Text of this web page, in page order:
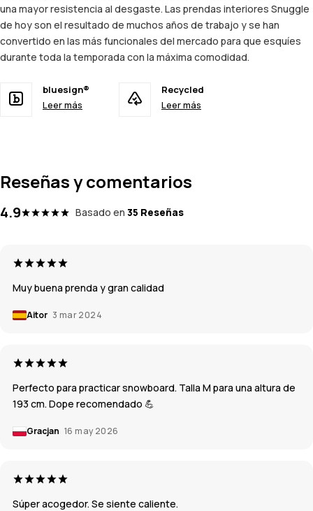
una mayor resistencia al desgaste. Las prendas interiores Snuggle
de hoy son el resultado de muchos años de trabajo y se han
convertido en las más funcionales del mercado para que esquíes
durante toda la temporada con la máxima comodidad.
bluesign®
Leer más
Recycled
Leer más
Reseñas y comentarios
4.9 Basado en 35 Reseñas
Muy buena prenda y gran calidad
Aitor 3 mar 2024
Perfecto para practicar snowboard. Talla M para una altura de
193 cm. Dope recomendado 💪
Gracjan 16 may 2026
Súper acogedor. Se siente caliente.